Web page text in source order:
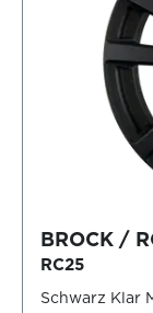
BROCK /
RC25
Schwarz Klar